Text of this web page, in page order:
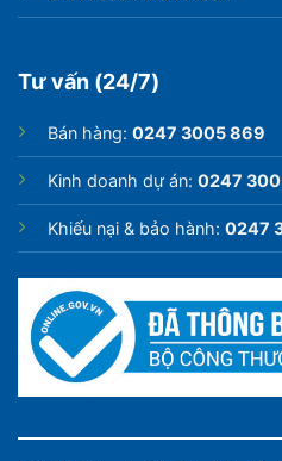
Tư vấn (24/7)
Bán hàng: 0247 3005 869
Kinh doanh dự án: 0247
Khiếu nại & bảo hành: 0247